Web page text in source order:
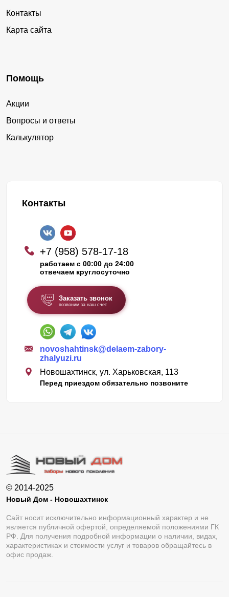
Контакты
Карта сайта
Помощь
Акции
Вопросы и ответы
Калькулятор
Контакты
+7 (958) 578-17-18
работаем с 00:00 до 24:00
отвечаем круглосуточно
Заказать звонок
позвоним за наш счет
novoshahtinsk@delaem-zabory-
zhalyuzi.ru
Новошахтинск, ул. Харьковская, 113
Перед приездом обязательно позвоните
© 2014-2025
Новый Дом - Новошахтинск
Сайт носит исключительно информационный характер и не
является публичной офертой, определяемой положениями ГК
РФ. Для получения подробной информации о наличии, видах,
характеристиках и стоимости услуг и товаров обращайтесь в
офис продаж.